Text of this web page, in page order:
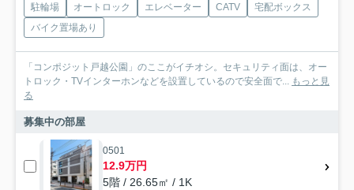
駐輪場 オートロック エレベーター CATV
宅配ボックス
バイク置場あり
「コンポジット戸越公園」のここがイチオシ。セキュリティ面は、オー
トロック・TVインターホンなどを設置しているので安全面で... もっと見
る
募集中の部屋
0501
12.9万円
5階 / 26.65㎡ / 1K